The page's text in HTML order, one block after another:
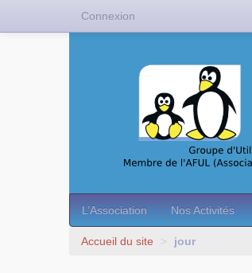
L’Association Nos Activités
Accueil du site > jour
Connexion